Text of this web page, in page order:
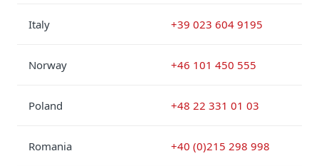
Italy +39 023 604 9195
Norway +46 101 450 555
Poland +48 22 331 01 03
Romania +40 (0)215 298 998